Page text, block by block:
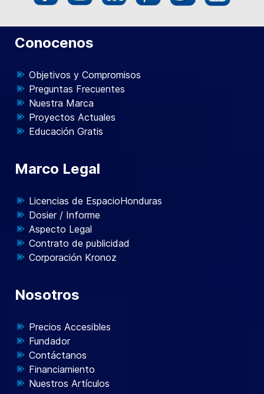
Conocenos
Objetivos y Compromisos
Preguntas Frecuentes
Nuestra Marca
Proyectos Actuales
Educación Gratis
Marco Legal
Licencias de EspacioHonduras
Dosier / Informe
Aspecto Legal
Contrato de publicidad
Corporación Kronoz
Nosotros
Precios Accesibles
Fundador
Contáctanos
Financiamiento
Nuestros Artículos